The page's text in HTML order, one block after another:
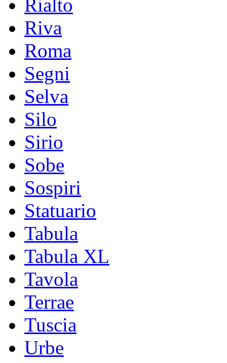
Rialto
Riva
Roma
Segni
Selva
Silo
Sirio
Sobe
Sospiri
Statuario
Tabula
Tabula XL
Tavola
Terrae
Tuscia
Urbe